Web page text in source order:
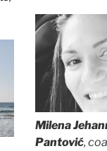
Milena
Pantović,